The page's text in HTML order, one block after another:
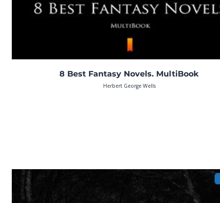
8 Best Fantasy Novels. MultiBook
Herbert George Wells